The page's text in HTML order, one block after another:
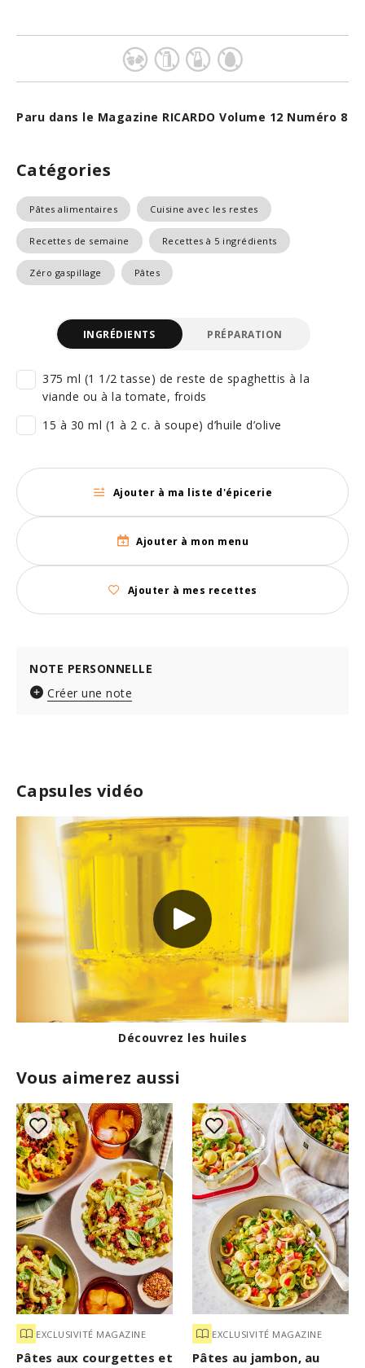
Paru dans le Magazine RICARDO Volume 12 Numéro 8
Catégories
Pâtes alimentaires Cuisine avec les restes
Recettes de semaine Recettes à 5 ingrédients
Zéro gaspillage Pâtes
Capsules vidéo
Découvrez les huiles
Vous aimerez aussi
EXCLUSIVITÉ MAGAZINE
Pâtes aux courgettes et
EXCLUSIVITÉ MAGAZINE
Pâtes au jambon, au
INGRÉDIENTS PRÉPARATION
375 ml (1 1/2 tasse) de reste de spaghettis à la
viande ou à la tomate, froids
15 à 30 ml (1 à 2 c. à soupe) d’huile d’olive
Ajouter à ma liste d'épicerie
Ajouter à mon menu
Ajouter à mes recettes
NOTE PERSONNELLE
Créer une note